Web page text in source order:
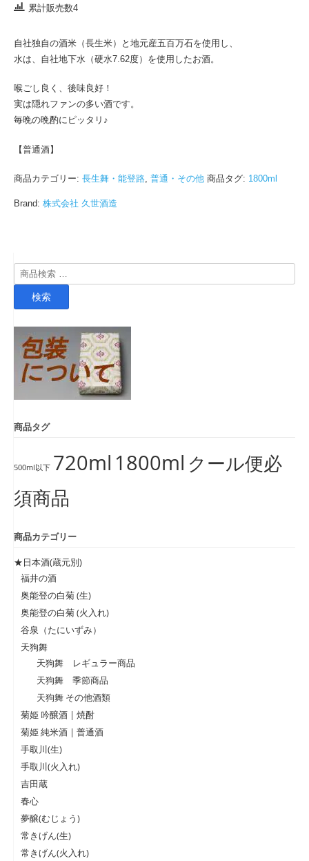
累計販売数4
自社独自の酒米（長生米）と地元産五百万石を使用し、
水は、自社地下水（硬水7.62度）を使用したお酒。
喉ごし良く、後味良好！
実は隠れファンの多い酒です。
毎晩の晩酌にピッタリ♪
【普通酒】
商品カテゴリー: 長生舞・能登路, 普通・その他 商品タグ: 1800ml
Brand: 株式会社 久世酒造
検
索
検索
商品タグ
500ml以下 720ml 1800ml クール便必
須商品
商品カテゴリー
★日本酒(蔵元別)
福井の酒
奥能登の白菊 (生)
奥能登の白菊 (火入れ)
谷泉（たにいずみ）
天狗舞
天狗舞 レギュラー商品
天狗舞 季節商品
天狗舞 その他酒類
菊姫 吟醸酒 | 焼酎
菊姫 純米酒 | 普通酒
手取川(生)
手取川(火入れ)
吉田蔵
春心
夢醸(むじょう)
常きげん(生)
常きげん(火入れ)